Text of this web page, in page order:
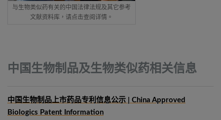
与生物类似药有关的中国法律法规及其它参考
文献资料库，请点击查阅详情。
中国生物制品及生物类似药相关信息
中国生物制品上市药品专利信息公示 | China Approved
Biologics Patent Information